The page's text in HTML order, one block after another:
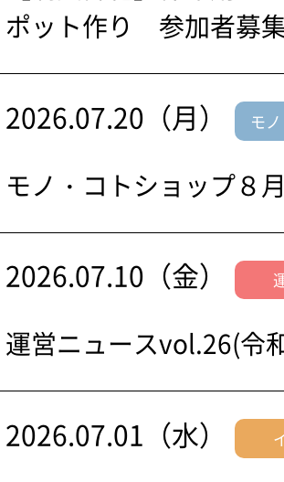
ポット作り 参加者募
2026.07.20（月） モ
モノ・コトショップ８
2026.07.10（金）
運営ニュースvol.26(令
2026.07.01（水）